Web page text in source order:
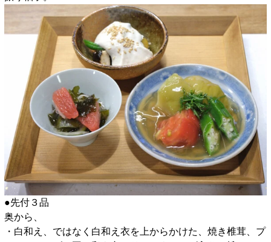
●先付３品
奥から、
・白和え、ではなく白和え衣を上からかけた、焼き椎茸、プ